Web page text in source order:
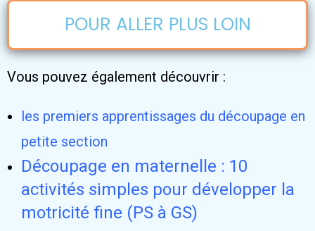
POUR ALLER PLUS LOIN
Vous pouvez également découvrir :
les premiers apprentissages du découpage en
petite section
Découpage en maternelle : 10
activités simples pour développer la
motricité fine (PS à GS)